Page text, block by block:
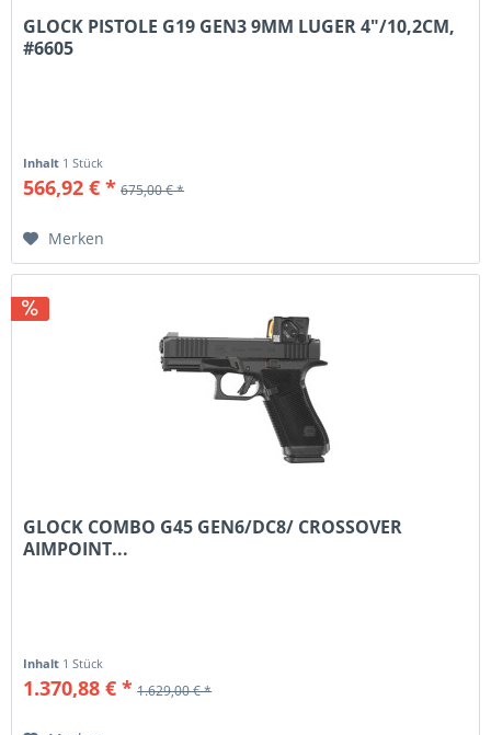
GLOCK PISTOLE G19 GEN3 9MM LUGER 4"/10,2CM,
#6605
Inhalt 1 Stück
566,92 € * 675,00 € *
Merken
GLOCK COMBO G45 GEN6/DC8/ CROSSOVER
AIMPOINT...
Inhalt 1 Stück
1.370,88 € * 1.629,00 € *